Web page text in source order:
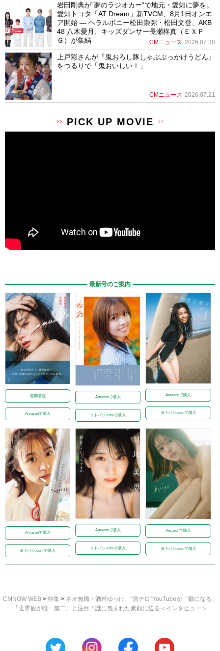
岩田剛典が”夢のラジオカー”で地元・愛知に夢を。
愛知トヨタ「AT Dream」新TVCM、8月1日オンエ
ア開始 ― ヘラルボニー松田崇弥・松田文登、AKB
48 八木愛月、キッズダンサー長瀬柊真（ＥＸＰ
Ｇ）が集結 ―
CMニュース 2026.07.30
上戸彩さんが『鬼おろし豚しゃぶぶっかけうどん』
をつるりで「鬼おいしい！」
CMニュース 2026.07.21
PICK UP MOVIE
最新号のご案内
定期購読
Amazonで購入
Amazonで購入
ヨドバシ.comで購入
Amazonで購入
ヨドバシ.comで購入
Amazonで購入
ヨドバシ.comで購入
Amazonで購入
ヨドバシ.comで購入
Amazonで購入
ヨドバシ.comで購入
CMNOW WEB> 特集> ネオ無職・酒村ゆっけ、“酒テロ”YouTubeが「癖になる」
「世界観が唯一無二」と注目！謎に包まれた素顔に迫る＜インタビュー＞